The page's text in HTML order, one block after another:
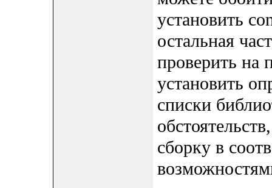
установить
остальная
проверить на
установить
списки
сборку в